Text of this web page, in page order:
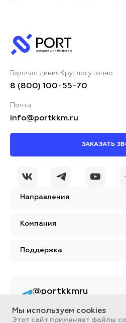
Направления
Компания
Поддержка
Горячая линия Круглосуточно
8 (800) 100-55-70
Почта
info@portkkm.ru
ЗАКАЗАТЬ
@portkkmru
контент PORT - бизнес
портал
Мы используем cookies
Этот сайт применяет файлы